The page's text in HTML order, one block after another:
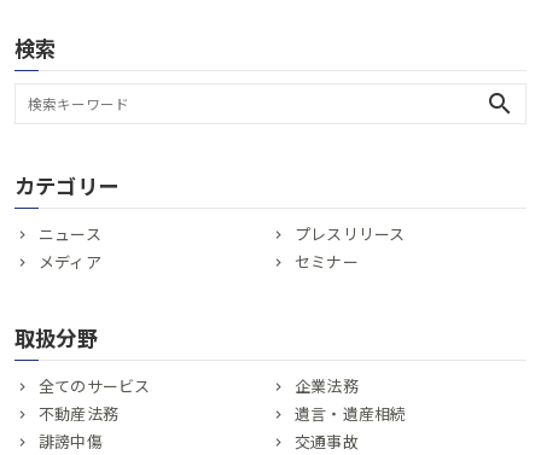
検索
search
カテゴリー
ニュース
プレスリリース
メディア
セミナー
取扱分野
全てのサービス
企業法務
不動産法務
遺言・遺産相続
誹謗中傷
交通事故